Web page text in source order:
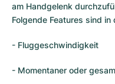
am Handgelenk
Folgende Features sind
- Fluggeschwindigkeit
- Momentaner oder